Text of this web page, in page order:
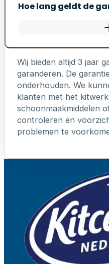
Hoe lang geldt de
Wij bieden altijd 3 jaar
garanderen. De
onderhouden. We
klanten met het
schoonmaakmiddelen
controleren en
problemen te